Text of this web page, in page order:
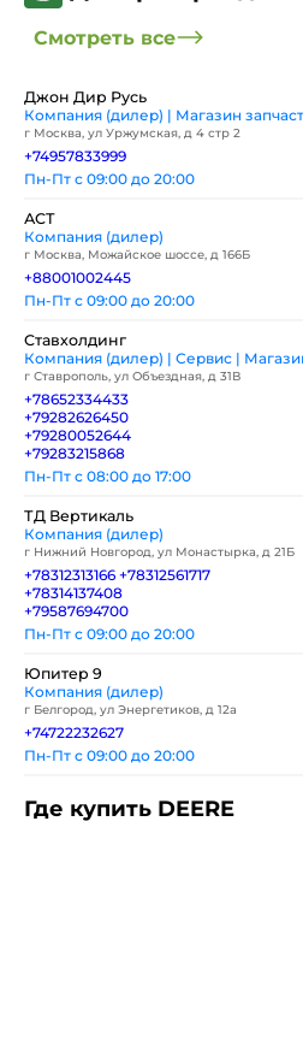
Смотреть все
Джон Дир Русь
Компания (дилер) | Магазин
г Москва, ул Уржумская, д 4 стр 2
+74957833999
Пн-Пт с 09:00 до 20:00
АСТ
Компания (дилер)
г Москва, Можайское шоссе, д 166Б
+88001002445
Пн-Пт с 09:00 до 20:00
Ставхолдинг
Компания (дилер) | Сервис |
г Ставрополь, ул Объездная, д 31В
+78652334433
+79282626450
+79280052644
+79283215868
Пн-Пт с 08:00 до 17:00
ТД Вертикаль
Компания (дилер)
г Нижний Новгород, ул Монастырка, д 21Б
+78312313166 +78312561717
+78314137408
+79587694700
Пн-Пт с 09:00 до 20:00
Юпитер 9
Компания (дилер)
г Белгород, ул Энергетиков, д 12а
+74722232627
Пн-Пт с 09:00 до 20:00
Где купить DEERE